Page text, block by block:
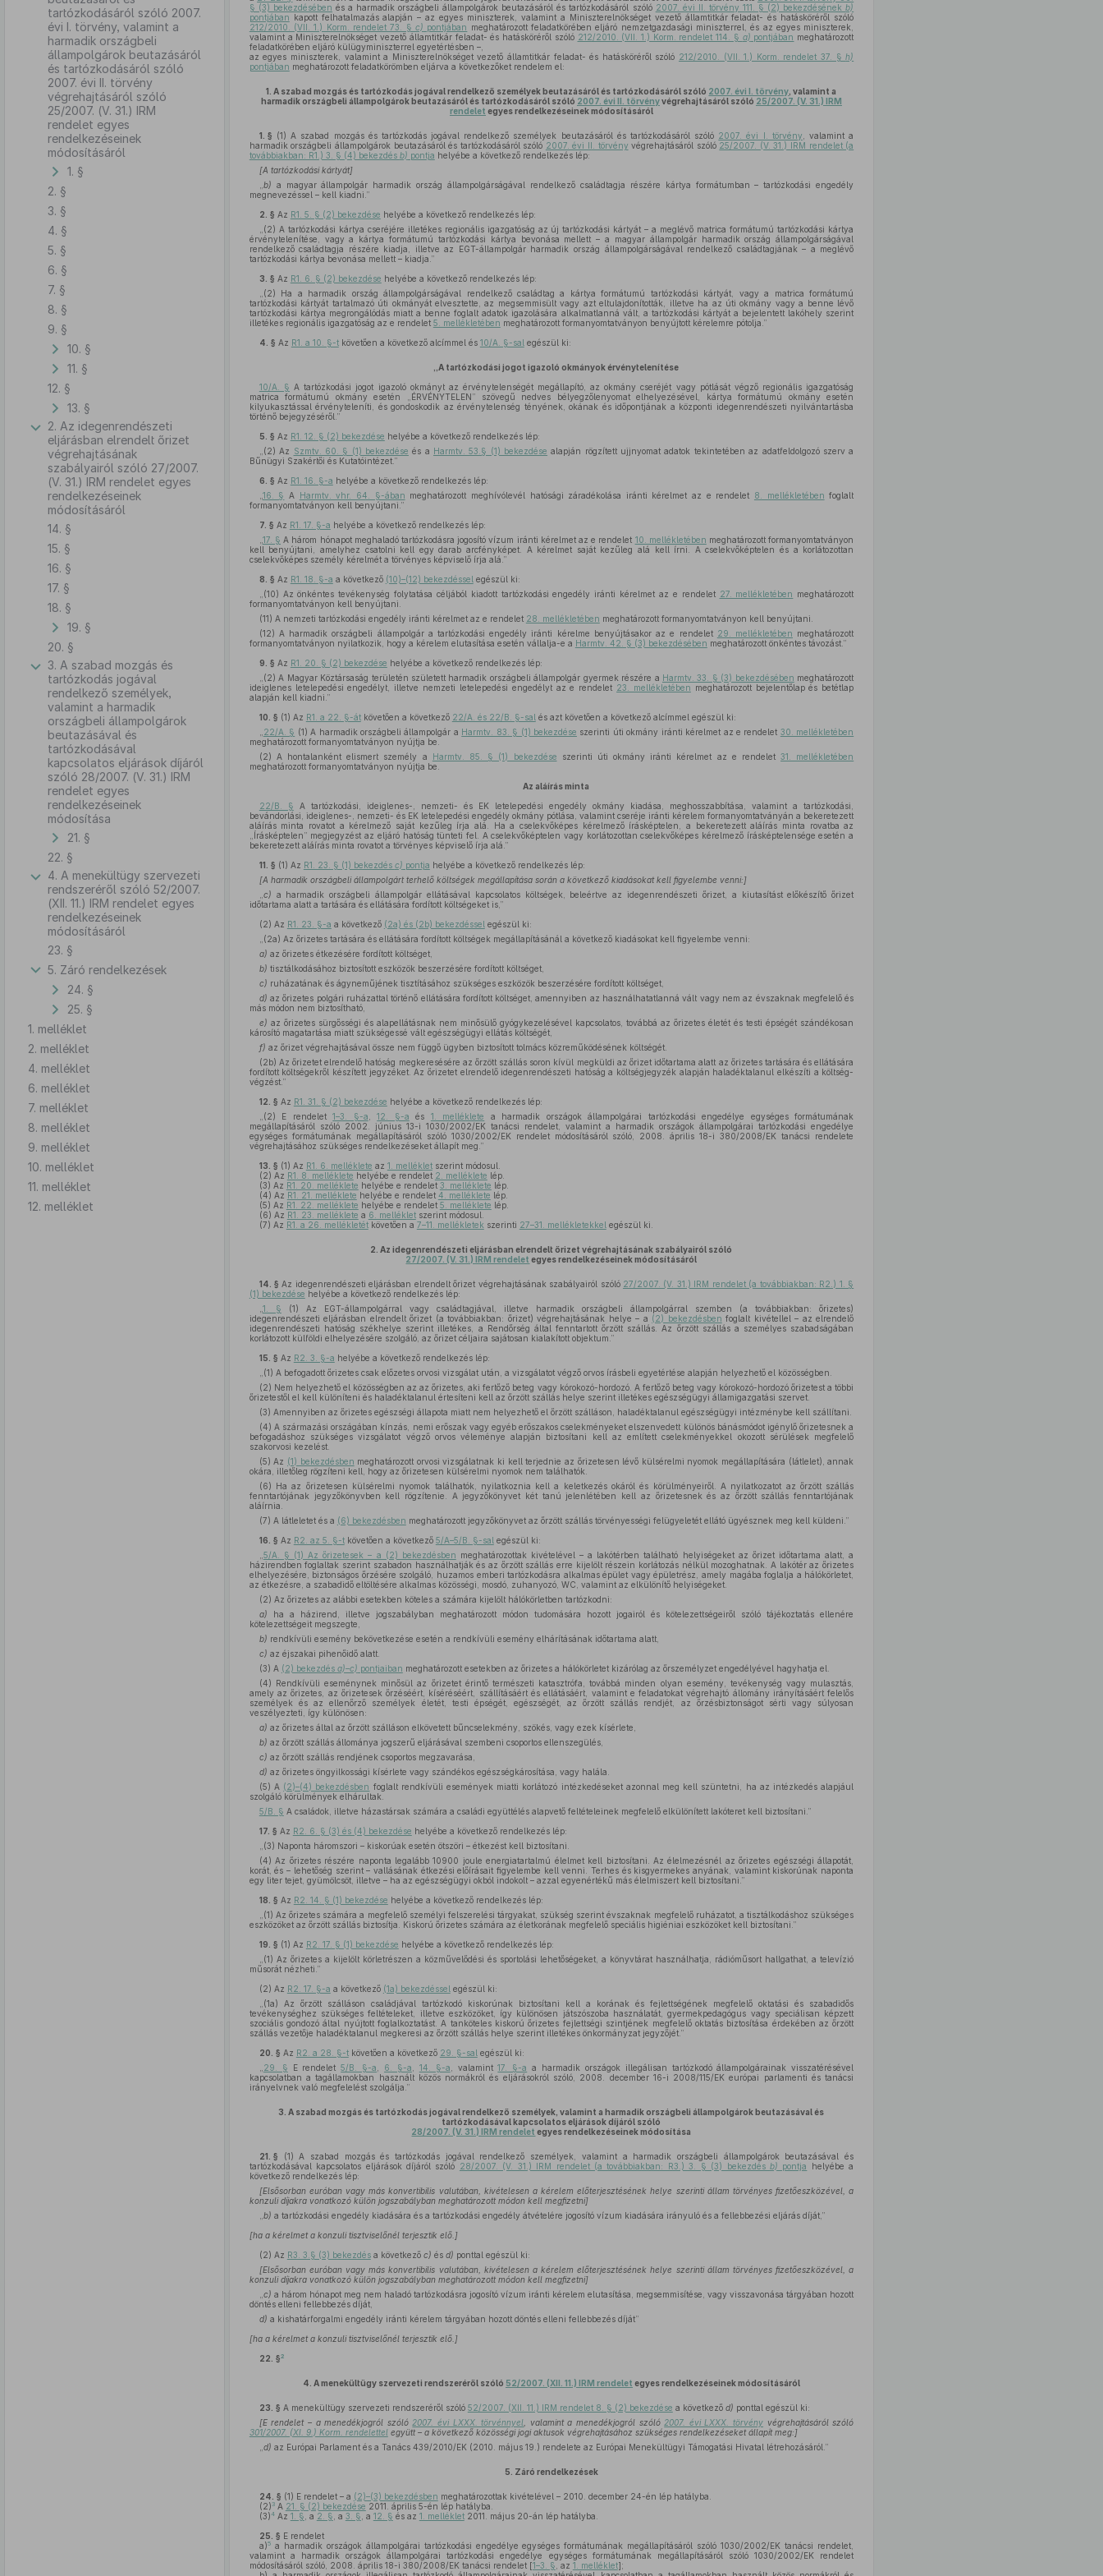
tartózkodásáról szóló 2007.
évi I. törvény, valamint a
harmadik országbeli
állampolgárok beutazásáról
és tartózkodásáról szóló
2007. évi II. törvény
végrehajtásáról szóló
25/2007. (V. 31.) IRM
rendelet egyes
rendelkezéseinek
módosításáról
1. §
2. §
3. §
4. §
5. §
6. §
7. §
8. §
9. §
10. §
11. §
12. §
13. §
2. Az idegenrendészeti
eljárásban elrendelt őrizet
végrehajtásának
szabályairól szóló 27/2007.
(V. 31.) IRM rendelet egyes
rendelkezéseinek
módosításáról
14. §
15. §
16. §
17. §
18. §
19. §
20. §
3. A szabad mozgás és
tartózkodás jogával
rendelkező személyek,
valamint a harmadik
országbeli állampolgárok
beutazásával és
tartózkodásával
kapcsolatos eljárások díjáról
szóló 28/2007. (V. 31.) IRM
rendelet egyes
rendelkezéseinek
módosítása
21. §
22. §
4. A menekültügy szervezeti
rendszeréről szóló 52/2007.
(XII. 11.) IRM rendelet egyes
rendelkezéseinek
módosításáról
23. §
5. Záró rendelkezések
24. §
25. §
1. melléklet
2. melléklet
4. melléklet
6. melléklet
7. melléklet
8. melléklet
9. melléklet
10. melléklet
11. melléklet
12. melléklet
§ (3) bekezdésében és a harmadik országbeli állampolgárok beutazásáról és tartózkodásáról szóló 2007. évi II. törvény 111. § (2) bekezdésénekb)
pontjában kapott felhatalmazás alapján – az egyes miniszterek, valamint a Miniszterelnökséget vezető államtitkár feladat- és hatásköréről szóló
212/2010. (VII. 1.) Korm. rendelet 73. §c) pontjában meghatározott feladatkörében eljáró nemzetgazdasági miniszterrel, és az egyes miniszterek,
valamint a Miniszterelnökséget vezető államtitkár feladat- és hatásköréről szóló 212/2010. (VII. 1.) Korm. rendelet 114. § a) pontjában meghatározott
feladatkörében eljáró külügyminiszterrel egyetértésben –,
az egyes miniszterek, valamint a Miniszterelnökséget vezető államtitkár feladat- és hatásköréről szóló 212/2010. (VII. 1.) Korm. rendelet 37. §h)
pontjában meghatározott feladatkörömben eljárva a következőket rendelem el:
1. A szabad mozgás és tartózkodás jogával rendelkező személyek beutazásáról és tartózkodásáról szóló 2007. évi I. törvény , valamint a
harmadik országbeli állampolgárok beutazásáról és tartózkodásáról szóló 2007. évi II. törvényvégrehajtásáról szóló 25/2007. (V. 31.) IRM
rendelet egyes rendelkezéseinek módosításáról
1. § (1) A szabad mozgás és tartózkodás jogával rendelkező személyek beutazásáról és tartózkodásáról szóló 2007. évi I. törvény , valamint a
harmadik országbeli állampolgárok beutazásáról és tartózkodásáról szóló 2007. évi II. törvény végrehajtásáról szóló 25/2007. (V. 31.) IRM rendelet (a
továbbiakban: R1.) 3. § (4) bekezdés b) pontja helyébe a következő rendelkezés lép:
[A tartózkodási kártyát]
b) a magyar állampolgár harmadik ország állampolgárságával rendelkező családtagja részére kártya formátumban – tartózkodási engedély
megnevezéssel – kell kiadni.”
2. § Az R1. 5. § (2) bekezdése helyébe a következő rendelkezés lép:
„(2) A tartózkodási kártya cseréjére illetékes regionális igazgatóság az új tartózkodási kártyát – a meglévő matrica formátumú tartózkodási kártya
érvénytelenítése, vagy a kártya formátumú tartózkodási kártya bevonása mellett – a magyar állampolgár harmadik ország állampolgárságával
rendelkező családtagja részére kiadja, illetve az EGT-állampolgár harmadik ország állampolgárságával rendelkező családtagjának – a meglévő
tartózkodási kártya bevonása mellett – kiadja.”
3. § Az R1. 6. § (2) bekezdése helyébe a következő rendelkezés lép:
„(2) Ha a harmadik ország állampolgárságával rendelkező családtag a kártya formátumú tartózkodási kártyát, vagy a matrica formátumú
tartózkodási kártyát tartalmazó úti okmányát elvesztette, az megsemmisült vagy azt eltulajdonították, illetve ha az úti okmány vagy a benne lévő
tartózkodási kártya megrongálódás miatt a benne foglalt adatok igazolására alkalmatlanná vált, a tartózkodási kártyát a bejelentett lakóhely szerint
illetékes regionális igazgatóság az e rendelet 5. mellékletében meghatározott formanyomtatványon benyújtott kérelemre pótolja.”
4. § Az R1. a 10. §-tkövetően a következő alcímmel és 10/A. §-sal egészül ki:
„A tartózkodási jogot igazoló okmányok érvénytelenítése
10/A. § A tartózkodási jogot igazoló okmányt az érvénytelenségét megállapító, az okmány cseréjét vagy pótlását végző regionális igazgatóság
matrica formátumú okmány esetén „ÉRVÉNYTELEN” szövegű nedves bélyegzőlenyomat elhelyezésével, kártya formátumú okmány esetén
kilyukasztással érvényteleníti, és gondoskodik az érvénytelenség tényének, okának és időpontjának a központi idegenrendészeti nyilvántartásba
történő bejegyzéséről.”
5. § Az R1. 12. § (2) bekezdése helyébe a következő rendelkezés lép:
„(2) Az Szmtv. 60. § (1) bekezdése és a Harmtv. 53.§ (1) bekezdése alapján rögzített ujjnyomat adatok tekintetében az adatfeldolgozó szerv a
Bűnügyi Szakértői és Kutatóintézet.”
6. § Az R1. 16. §-a helyébe a következő rendelkezés lép:
16. § A Harmtv. vhr. 64. §-ában meghatározott meghívólevél hatósági záradékolása iránti kérelmet az e rendelet 8. mellékletében foglalt
formanyomtatványon kell benyújtani.”
7. § Az R1. 17. §-a helyébe a következő rendelkezés lép:
17. § A három hónapot meghaladó tartózkodásra jogosító vízum iránti kérelmet az e rendelet 10. mellékletében meghatározott formanyomtatványon
kell benyújtani, amelyhez csatolni kell egy darab arcfényképet. A kérelmet saját kezűleg alá kell írni. A cselekvőképtelen és a korlátozottan
cselekvőképes személy kérelmét a törvényes képviselő írja alá.”
8. § Az R1. 18. §-a a következő (10)–(12) bekezdéssel egészül ki:
„(10) Az önkéntes tevékenység folytatása céljából kiadott tartózkodási engedély iránti kérelmet az e rendelet 27. mellékletében meghatározott
formanyomtatványon kell benyújtani.
(11) A nemzeti tartózkodási engedély iránti kérelmet az e rendelet 28. mellékletében meghatározott formanyomtatványon kell benyújtani.
(12) A harmadik országbeli állampolgár a tartózkodási engedély iránti kérelme benyújtásakor az e rendelet 29. mellékletében meghatározott
formanyomtatványon nyilatkozik, hogy a kérelem elutasítása esetén vállalja-e a Harmtv. 42. § (3) bekezdésében meghatározott önkéntes távozást.”
9. § Az R1. 20. § (2) bekezdése helyébe a következő rendelkezés lép:
„(2) A Magyar Köztársaság területén született harmadik országbeli állampolgár gyermek részére a Harmtv. 33. § (3) bekezdésében meghatározott
ideiglenes letelepedési engedélyt, illetve nemzeti letelepedési engedélyt az e rendelet 23. mellékletében meghatározott bejelentőlap és betétlap
alapján kell kiadni.”
10. § (1) Az R1. a 22. §-átkövetően a következő 22/A. és 22/B. §-sal és azt követően a következő alcímmel egészül ki:
22/A. § (1) A harmadik országbeli állampolgár a Harmtv. 83. § (1) bekezdése szerinti úti okmány iránti kérelmet az e rendelet 30. mellékletében
meghatározott formanyomtatványon nyújtja be.
(2) A hontalanként elismert személy a Harmtv. 85. § (1) bekezdése szerinti úti okmány iránti kérelmet az e rendelet31. mellékletében
meghatározott formanyomtatványon nyújtja be.
Az aláírás minta
22/B. § A tartózkodási, ideiglenes-, nemzeti- és EK letelepedési engedély okmány kiadása, meghosszabbítása, valamint a tartózkodási,
bevándorlási, ideiglenes-, nemzeti- és EK letelepedési engedély okmány pótlása, valamint cseréje iránti kérelem formanyomtatványán a bekeretezett
aláírás minta rovatot a kérelmező saját kezűleg írja alá. Ha a cselekvőképes kérelmező írásképtelen, a bekeretezett aláírás minta rovatba az
„Írásképtelen” megjegyzést az eljáró hatóság tünteti fel. A cselekvőképtelen vagy korlátozottan cselekvőképes kérelmező írásképtelensége esetén a
bekeretezett aláírás minta rovatot a törvényes képviselő írja alá.”
11. § (1) Az R1. 23. § (1) bekezdés c) pontja helyébe a következő rendelkezés lép:
[A harmadik országbeli állampolgárt terhelő költségek megállapítása során a következő kiadásokat kell figyelembe venni:]
c) a harmadik országbeli állampolgár ellátásával kapcsolatos költségek, beleértve az idegenrendészeti őrizet, a kiutasítást előkészítő őrizet
időtartama alatt a tartására és ellátására fordított költségeket is,”
(2) Az R1. 23. §-a a következő (2a) és (2b) bekezdéssel egészül ki:
„(2a) Az őrizetes tartására és ellátására fordított költségek megállapításánál a következő kiadásokat kell figyelembe venni:
a) az őrizetes étkezésére fordított költséget,
b) tisztálkodásához biztosított eszközök beszerzésére fordított költséget,
c) ruházatának és ágyneműjének tisztításához szükséges eszközök beszerzésére fordított költséget,
d) az őrizetes polgári ruházattal történő ellátására fordított költséget, amennyiben az használhatatlanná vált vagy nem az évszaknak megfelelő és
más módon nem biztosítható,
e) az őrizetes sürgősségi és alapellátásnak nem minősülő gyógykezelésével kapcsolatos, továbbá az őrizetes életét és testi épségét szándékosan
károsító magatartása miatt szükségessé vált egészségügyi ellátás költségét,
f) az őrizet végrehajtásával össze nem függő ügyben biztosított tolmács közreműködésének költségét.
(2b) Az őrizetet elrendelő hatóság megkeresésére az őrzött szállás soron kívül megküldi az őrizet időtartama alatt az őrizetes tartására és ellátására
fordított költségekről készített jegyzéket. Az őrizetet elrendelő idegenrendészeti hatóság a költségjegyzék alapján haladéktalanul elkészíti a költség-
végzést.”
12. § Az R1. 31. § (2) bekezdése helyébe a következő rendelkezés lép:
„(2) E rendelet1–3. §-a ,12. §-a és 1. melléklete
a harmadik országok állampolgárai tartózkodási engedélye egységes formátumának
megállapításáról szóló 2002. június 13-i 1030/2002/EK tanácsi rendelet, valamint a harmadik országok állampolgárai tartózkodási engedélye
egységes formátumának megállapításáról szóló 1030/2002/EK rendelet módosításáról szóló, 2008. április 18-i 380/2008/EK tanácsi rendelete
végrehajtásához szükséges rendelkezéseket állapít meg.”
13. § (1) Az R1. 6. melléklete az 1. mellékletszerint módosul.
(2) Az R1. 8. melléklete helyébe e rendelet 2. melléklete lép.
(3) Az R1. 20. melléklete helyébe e rendelet 3. melléklete lép.
(4) Az R1. 21. melléklete helyébe e rendelet 4. melléklete lép.
(5) Az R1. 22. melléklete helyébe e rendelet 5. melléklete lép.
(6) Az R1. 23. melléklete a 6. mellékletszerint módosul.
(7) Az R1. a 26. mellékletétkövetően a 7–11. mellékletek szerinti 27–31. mellékletekkel egészül ki.
2. Az idegenrendészeti eljárásban elrendelt őrizet végrehajtásának szabályairól szóló
27/2007. (V. 31.) IRM rendelet egyes rendelkezéseinek módosításáról
14. § Az idegenrendészeti eljárásban elrendelt őrizet végrehajtásának szabályairól szóló 27/2007. (V. 31.) IRM rendelet (a továbbiakban: R2.) 1. §
(1) bekezdése helyébe a következő rendelkezés lép:
1. § (1) Az EGT-állampolgárral vagy családtagjával, illetve harmadik országbeli állampolgárral szemben (a továbbiakban: őrizetes)
idegenrendészeti eljárásban elrendelt őrizet (a továbbiakban: őrizet) végrehajtásának helye – a (2) bekezdésben foglalt kivétellel – az elrendelő
idegenrendészeti hatóság székhelye szerint illetékes, a Rendőrség által fenntartott őrzött szállás. Az őrzött szállás a személyes szabadságában
korlátozott külföldi elhelyezésére szolgáló, az őrizet céljaira sajátosan kialakított objektum.”
15. § Az R2. 3. §-a helyébe a következő rendelkezés lép:
„(1) A befogadott őrizetes csak előzetes orvosi vizsgálat után, a vizsgálatot végző orvos írásbeli egyetértése alapján helyezhető el közösségben.
(2) Nem helyezhető el közösségben az az őrizetes, aki fertőző beteg vagy kórokozó-hordozó. A fertőző beteg vagy kórokozó-hordozó őrizetest a többi
őrizetestől el kell különíteni és haladéktalanul értesíteni kell az őrzött szállás helye szerint illetékes egészségügyi államigazgatási szervet.
(3) Amennyiben az őrizetes egészségi állapota miatt nem helyezhető el őrzött szálláson, haladéktalanul egészségügyi intézménybe kell szállítani.
(4) A származási országában kínzás, nemi erőszak vagy egyéb erőszakos cselekményeket elszenvedett különös bánásmódot igénylő őrizetesnek a
befogadáshoz szükséges vizsgálatot végző orvos véleménye alapján biztosítani kell az említett cselekményekkel okozott sérülések megfelelő
szakorvosi kezelést.
(5) Az (1) bekezdésben meghatározott orvosi vizsgálatnak ki kell terjednie az őrizetesen lévő külsérelmi nyomok megállapítására (látlelet), annak
okára, illetőleg rögzíteni kell, hogy az őrizetesen külsérelmi nyomok nem találhatók.
(6) Ha az őrizetesen külsérelmi nyomok találhatók, nyilatkoznia kell a keletkezés okáról és körülményeiről. A nyilatkozatot az őrzött szállás
fenntartójának jegyzőkönyvben kell rögzítenie. A jegyzőkönyvet két tanú jelenlétében kell az őrizetesnek és az őrzött szállás fenntartójának
aláírnia.
(7) A látleletet és a (6) bekezdésben meghatározott jegyzőkönyvet az őrzött szállás törvényességi felügyeletét ellátó ügyésznek meg kell küldeni.”
16. § Az R2. az 5. §-tkövetően a következő 5/A–5/B. §-sal egészül ki:
5/A. § (1) Az őrizetesek – a (2) bekezdésben meghatározottak kivételével – a lakótérben található helyiségeket az őrizet időtartama alatt, a
házirendben foglaltak szerint szabadon használhatják és az őrzött szállás erre kijelölt részein korlátozás nélkül mozoghatnak. A lakótér az őrizetes
elhelyezésére, biztonságos őrzésére szolgáló, huzamos emberi tartózkodásra alkalmas épület vagy épületrész, amely magába foglalja a hálókörletet,
az étkezésre, a szabadidő eltöltésére alkalmas közösségi, mosdó, zuhanyozó, WC, valamint az elkülönítő helyiségeket.
(2) Az őrizetes az alábbi esetekben köteles a számára kijelölt hálókörletben tartózkodni:
a) ha a házirend, illetve jogszabályban meghatározott módon tudomására hozott jogairól és kötelezettségeiről szóló tájékoztatás ellenére
kötelezettségeit megszegte,
b) rendkívüli esemény bekövetkezése esetén a rendkívüli esemény elhárításának időtartama alatt,
c) az éjszakai pihenőidő alatt.
(3) A (2) bekezdés a)–c) pontjaiban meghatározott esetekben az őrizetes a hálókörletet kizárólag az őrszemélyzet engedélyével hagyhatja el.
(4) Rendkívüli eseménynek minősül az őrizetet érintő természeti katasztrófa, továbbá minden olyan esemény, tevékenység vagy mulasztás,
amely az őrizetes, az őrizetesek őrzéséért, kíséréséért, szállításáért és ellátásáért, valamint e feladatokat végrehajtó állomány irányításáért felelős
személyek és az ellenőrző személyek életét, testi épségét, egészségét, az őrzött szállás rendjét, az őrzésbiztonságot sérti vagy súlyosan
veszélyezteti, így különösen:
a) az őrizetes által az őrzött szálláson elkövetett bűncselekmény, szökés, vagy ezek kísérlete,
b) az őrzött szállás állománya jogszerű eljárásával szembeni csoportos ellenszegülés,
c) az őrzött szállás rendjének csoportos megzavarása,
d) az őrizetes öngyilkossági kísérlete vagy szándékos egészségkárosítása, vagy halála.
(5) A (2)–(4) bekezdésben foglalt rendkívüli események miatti korlátozó intézkedéseket azonnal meg kell szüntetni, ha az intézkedés alapjául
szolgáló körülmények elhárultak.
5/B. § A családok, illetve házastársak számára a családi együttélés alapvető feltételeinek megfelelő elkülönített lakóteret kell biztosítani.”
17. § Az R2. 6. § (3) és (4) bekezdése helyébe a következő rendelkezés lép:
„(3) Naponta háromszori – kiskorúak esetén ötszöri – étkezést kell biztosítani.
(4) Az őrizetes részére naponta legalább 10900 joule energiatartalmú élelmet kell biztosítani. Az élelmezésnél az őrizetes egészségi állapotát,
korát, és – lehetőség szerint – vallásának étkezési előírásait figyelembe kell venni. Terhes és kisgyermekes anyának, valamint kiskorúnak naponta
egy liter tejet, gyümölcsöt, illetve – ha az egészségügyi okból indokolt – azzal egyenértékű más élelmiszert kell biztosítani.”
18. § Az R2. 14. § (1) bekezdése helyébe a következő rendelkezés lép:
„(1) Az őrizetes számára a megfelelő személyi felszerelési tárgyakat, szükség szerint évszaknak megfelelő ruházatot, a tisztálkodáshoz szükséges
eszközöket az őrzött szállás biztosítja. Kiskorú őrizetes számára az életkorának megfelelő speciális higiéniai eszközöket kell biztosítani.”
19. § (1) Az R2. 17. § (1) bekezdése helyébe a következő rendelkezés lép:
„(1) Az őrizetes a kijelölt körletrészen a közművelődési és sportolási lehetőségeket, a könyvtárat használhatja, rádióműsort hallgathat, a televízió
műsorát nézheti.”
(2) Az R2. 17. §-a a következő (1a) bekezdéssel egészül ki:
„(1a) Az őrzött szálláson családjával tartózkodó kiskorúnak biztosítani kell a korának és fejlettségének megfelelő oktatási és szabadidős
tevékenységhez szükséges feltételeket, illetve eszközöket, így különösen játszószoba használatát, gyermekpedagógus vagy speciálisan képzett
szociális gondozó által nyújtott foglalkoztatást. A tanköteles kiskorú őrizetes fejlettségi szintjének megfelelő oktatás biztosítása érdekében az őrzött
szállás vezetője haladéktalanul megkeresi az őrzött szállás helye szerint illetékes önkormányzat jegyzőjét.”
20. § Az R2. a 28. §-tkövetően a következő 29. §-sal egészül ki:
29. § E rendelet5/B. §-a 6. §-a 14. §-a , valamint17. §-a a harmadik országok illegálisan tartózkodó állampolgárainak visszatérésével
kapcsolatban a tagállamokban használt közös normákról és eljárásokról szóló, 2008. december 16-i 2008/115/EK európai parlamenti és tanácsi
irányelvnek való megfelelést szolgálja.”
3. A szabad mozgás és tartózkodás jogával rendelkező személyek, valamint a harmadik országbeli állampolgárok beutazásával és
tartózkodásával kapcsolatos eljárások díjáról szóló
28/2007. (V. 31.) IRM rendelet egyes rendelkezéseinek módosítása
21. § (1) A szabad mozgás és tartózkodás jogával rendelkező személyek, valamint a harmadik országbeli állampolgárok beutazásával és
tartózkodásával kapcsolatos eljárások díjáról szóló 28/2007. (V. 31.) IRM rendelet (a továbbiakban: R3.) 3. § (3) bekezdés b) pontja
helyébe a
következő rendelkezés lép:
[Elsősorban euróban vagy más konvertibilis valutában, kivételesen a kérelem előterjesztésének helye szerinti állam törvényes fizetőeszközével, a
konzuli díjakra vonatkozó külön jogszabályban meghatározott módon kell megfizetni]
b) a tartózkodási engedély kiadására és a tartózkodási engedély átvételére jogosító vízum kiadására irányuló és a fellebbezési eljárás díját,”
[ha a kérelmet a konzuli tisztviselőnél terjesztik elő.]
(2) Az R3. 3.§ (3) bekezdésa következő c) és d) ponttal egészül ki:
[Elsősorban euróban vagy más konvertibilis valutában, kivételesen a kérelem előterjesztésének helye szerinti állam törvényes fizetőeszközével, a
konzuli díjakra vonatkozó külön jogszabályban meghatározott módon kell megfizetni]
c) a három hónapot meg nem haladó tartózkodásra jogosító vízum iránti kérelem elutasítása, megsemmisítése, vagy visszavonása tárgyában hozott
döntés elleni fellebbezés díját,
d) a kishatárforgalmi engedély iránti kérelem tárgyában hozott döntés elleni fellebbezés díját”
[ha a kérelmet a konzuli tisztviselőnél terjesztik elő.]
22. §2
4. A menekültügy szervezeti rendszeréről szóló 52/2007. (XII. 11.) IRM rendelet egyes rendelkezéseinek módosításáról
23. § A menekültügy szervezeti rendszeréről szóló 52/2007. (XII. 11.) IRM rendelet 8. § (2) bekezdése a következő d) ponttal egészül ki:
[E rendelet – a menedékjogról szóló 2007. évi LXXX. törvénnyel , valamint a menedékjogról szóló 2007. évi LXXX. törvény végrehajtásáról szóló
301/2007. (XI. 9.) Korm. rendelettelegyütt – a következő közösségi jogi aktusok végrehajtásához szükséges rendelkezéseket állapít meg:]
d) az Európai Parlament és a Tanács 439/2010/EK (2010. május 19.) rendelete az Európai Menekültügyi Támogatási Hivatal létrehozásáról.”
5. Záró rendelkezések
24. § (1) E rendelet – a (2)–(3) bekezdésben meghatározottak kivételével – 2010. december 24-én lép hatályba.
(2) 3A 21. § (2) bekezdése 2011. április 5-én lép hatályba.
(3)4Az 1. § , a 2. § , a 3. § , a 12. § és az 1. melléklet2011. május 20-án lép hatályba.
25. § E rendelet
a)5a harmadik országok állampolgárai tartózkodási engedélye egységes formátumának megállapításáról szóló 1030/2002/EK tanácsi rendelet,
valamint a harmadik országok állampolgárai tartózkodási engedélye egységes formátumának megállapításáról szóló 1030/2002/EK rendelet
módosításáról szóló, 2008. április 18-i 380/2008/EK tanácsi rendelet [1–3. § , az 1. melléklet];